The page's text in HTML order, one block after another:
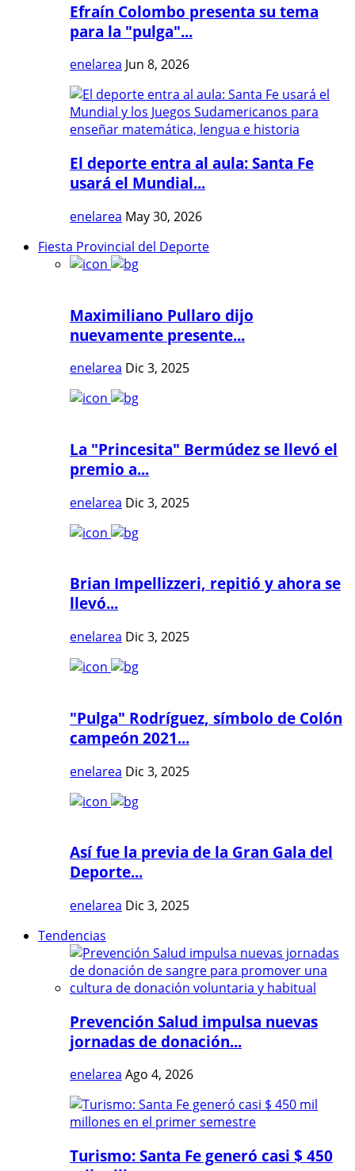
Efraín Colombo presenta su tema
para la "pulga"...
enelarea Jun 8, 2026
El deporte entra al aula: Santa Fe
usará el Mundial...
enelarea May 30, 2026
Fiesta Provincial del Deporte
Maximiliano Pullaro dijo
nuevamente presente...
enelarea Dic 3, 2025
La "Princesita" Bermúdez se llevó el
premio a...
enelarea Dic 3, 2025
Brian Impellizzeri, repitió y ahora se
llevó...
enelarea Dic 3, 2025
"Pulga" Rodríguez, símbolo de Colón
campeón 2021...
enelarea Dic 3, 2025
Así fue la previa de la Gran Gala del
Deporte...
enelarea Dic 3, 2025
Tendencias
Prevención Salud impulsa nuevas
jornadas de donación...
enelarea Ago 4, 2026
Turismo: Santa Fe generó casi $ 450